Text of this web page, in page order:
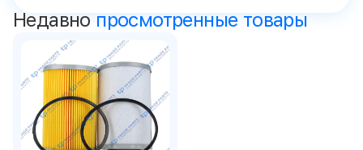
Недавно просмотренные товары